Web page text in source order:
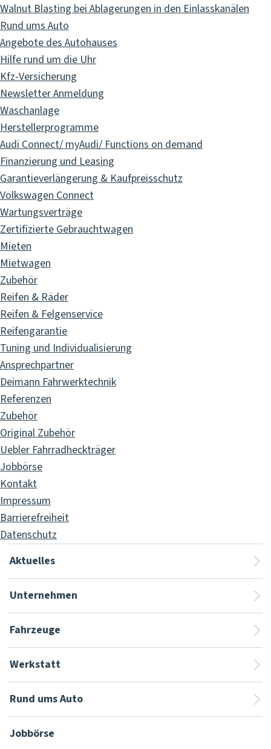
Walnut Blasting bei Ablagerungen in den Einlasskanälen
Rund ums Auto
Angebote des Autohauses
Hilfe rund um die Uhr
Kfz-Versicherung
Newsletter Anmeldung
Waschanlage
Herstellerprogramme
Audi Connect/ myAudi/ Functions on demand
Finanzierung und Leasing
Garantieverlängerung & Kaufpreisschutz
Volkswagen Connect
Wartungsverträge
Zertifizierte Gebrauchtwagen
Mieten
Mietwagen
Zubehör
Reifen & Räder
Reifen & Felgenservice
Reifengarantie
Tuning und Individualisierung
Ansprechpartner
Deimann Fahrwerktechnik
Referenzen
Zubehör
Original Zubehör
Uebler Fahrradheckträger
Jobbörse
Kontakt
Impressum
Barrierefreiheit
Datenschutz
Aktuelles
Unternehmen
Fahrzeuge
Werkstatt
Rund ums Auto
Jobbörse